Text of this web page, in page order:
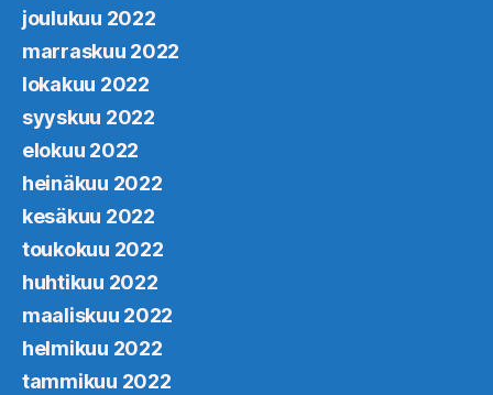
joulukuu 2022
marraskuu 2022
lokakuu 2022
syyskuu 2022
elokuu 2022
heinäkuu 2022
kesäkuu 2022
toukokuu 2022
huhtikuu 2022
maaliskuu 2022
helmikuu 2022
tammikuu 2022